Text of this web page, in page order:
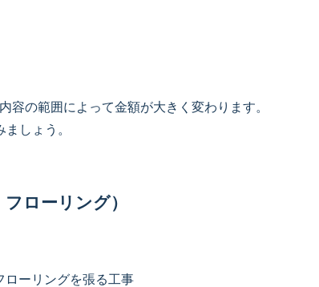
容の範囲によって金額が大きく変わります。
しょう。
ローリング）
ローリングを張る工事